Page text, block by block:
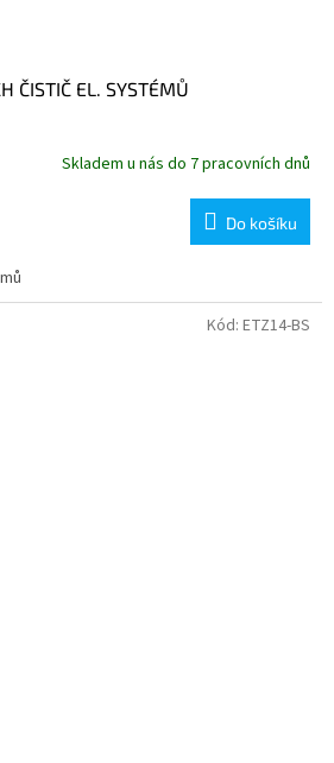
ČISTIČ EL. SYSTÉMŮ
Skladem u nás do 7 pracovních dnů
Do košíku
Kód: ETZ14-BS